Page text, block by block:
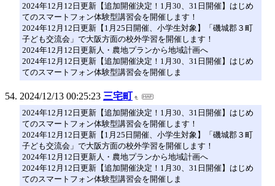
2024年12月12日更新【追加開催決定！1月30、31日開催】はじめ
てのスマートフォン体験型講習会を開催します！
2024年12月12日更新【1月25日開催、小学生対象】「磯城郡３町
子ども交流会」で大阪方面の校外学習を開催します！
2024年12月12日更新人・農地プランから地域計画へ
2024年12月12日更新【追加開催決定！1月30、31日開催】はじめ
てのスマートフォン体験型講習会を開催しま
2024/12/13 00:25:23 三宅町
2024年12月12日更新【追加開催決定！1月30、31日開催】はじめ
てのスマートフォン体験型講習会を開催します！
2024年12月12日更新【1月25日開催、小学生対象】「磯城郡３町
子ども交流会」で大阪方面の校外学習を開催します！
2024年12月12日更新人・農地プランから地域計画へ
2024年12月12日更新【追加開催決定！1月30、31日開催】はじめ
てのスマートフォン体験型講習会を開催しま